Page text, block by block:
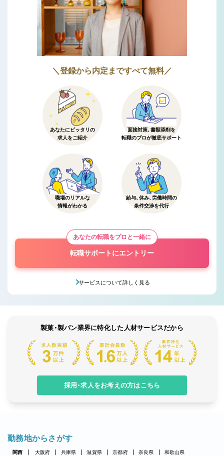
＼登録から内定まですべて無料／
あなたにピッタリの
求人をご紹介
面接対策、書類添削を
転職のプロが徹底サポート
職場のリアルな
情報がわかる
給与、休み、労働時間の
条件交渉を代行
あなたの転職をプロと一緒に
転職サポートにエントリー
サービスについて詳しく見る
製菓・製パン業界に特化した人材サービスだから
採用・求人をお考えの方はこちら
勤務地からさがす
関西 大阪府 兵庫県 滋賀県 京都府 奈良県 和歌山県